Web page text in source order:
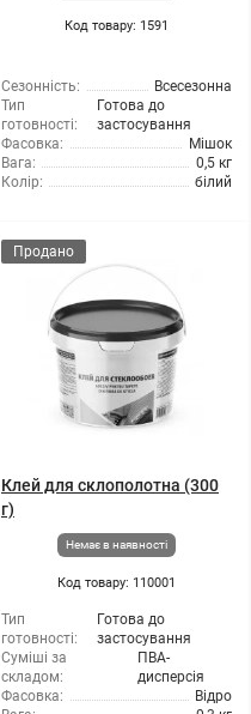
Код товару: 1591
Сезонність:
Всесезонна
Тип
готовності:
Готова до
застосування
Фасовка:
Мішок
Вага:
0,5 кг
Колір:
білий
Продано
Клей для склополотна (300
г)
Немає в наявності
Код товару: 110001
Тип
готовності:
Готова до
застосування
Суміші за
складом:
ПВА-
дисперсія
Фасовка:
Відро